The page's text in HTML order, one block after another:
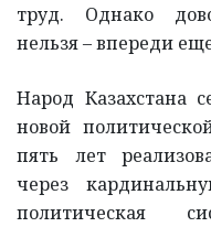
труд. Однако
нельзя – впереди
Народ Казахстана
новой
пять лет
через
политическая